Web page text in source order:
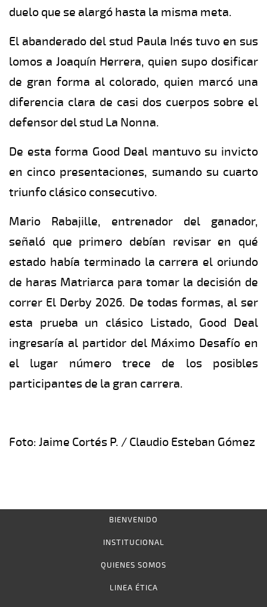
duelo que se alargó hasta la misma meta.
El abanderado del stud Paula Inés tuvo en sus
lomos a Joaquín Herrera, quien supo dosificar
de gran forma al colorado, quien marcó una
diferencia clara de casi dos cuerpos sobre el
defensor del stud La Nonna.
De esta forma Good Deal mantuvo su invicto
en cinco presentaciones, sumando su cuarto
triunfo clásico consecutivo.
Mario Rabajille, entrenador del ganador,
señaló que primero debían revisar en qué
estado había terminado la carrera el oriundo
de haras Matriarca para tomar la decisión de
correr El Derby 2026. De todas formas, al ser
esta prueba un clásico Listado, Good Deal
ingresaría al partidor del Máximo Desafío en
el lugar número trece de los posibles
participantes de la gran carrera.
Foto: Jaime Cortés P. / Claudio Esteban Gómez
BIENVENIDO
INSTITUCIONAL
QUIENES SOMOS
LINEA ÉTICA